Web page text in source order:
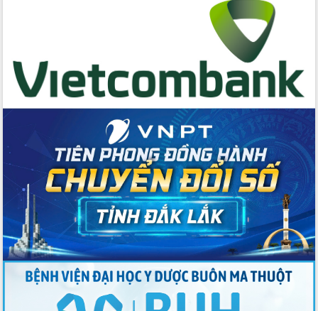
Đẩy mạnh cải cách hành chính, quyết
tâm đạt được mục tiêu tăng trưởng
hai con số trong năm 2026
Tổ chức trang trọng Lễ hội Đền thờ
Lương Văn Chánh năm 2026
Phó Bí thư Tỉnh ủy Đắk Lắk Đỗ Hữu
Huy giữ chức Bí thư Đảng ủy Ủy Ban
Nhân dân tỉnh
Bệnh án điện tử thúc đẩy chuyển đổi
số y tế tại Đắk Lắk
Chuyển đổi số thư viện: Mở rộng
không gian tri thức trong thời đại số
Đánh giá, rút kinh nghiệm công tác tổ
chức diễn tập trước ngày bầu cử
Chương trình “Gặp gỡ hữu nghị –
Friendship Meeting New Year 2026”